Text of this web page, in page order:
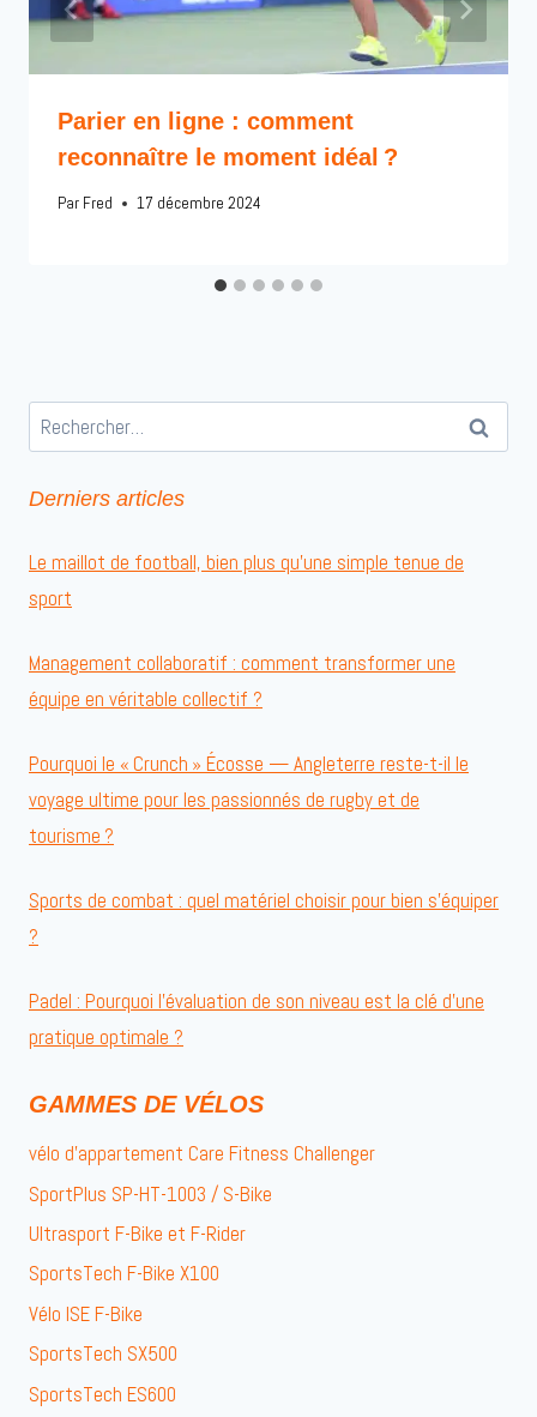
Parier en ligne : comment
reconnaître le moment idéal ?
Par Fred 17 décembre 2024
Rechercher :
Derniers articles
Le maillot de football, bien plus qu’une simple tenue de
sport
Management collaboratif : comment transformer une
équipe en véritable collectif ?
Pourquoi le « Crunch » Écosse — Angleterre reste-t-il le
voyage ultime pour les passionnés de rugby et de
tourisme ?
Sports de combat : quel matériel choisir pour bien s’équiper
?
Padel : Pourquoi l’évaluation de son niveau est la clé d’une
pratique optimale ?
GAMMES DE VÉLOS
vélo d’appartement Care Fitness Challenger
SportPlus SP-HT-1003 / S-Bike
Ultrasport F-Bike et F-Rider
SportsTech F-Bike X100
Vélo ISE F-Bike
SportsTech SX500
SportsTech ES600